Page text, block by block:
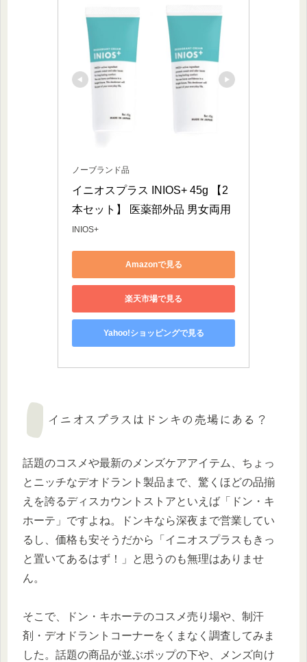
ノーブランド品
イニオスプラス INIOS+ 45g 【2
本セット】 医薬部外品 男女両用
INIOS+
Amazonで見る
楽天市場で見る
Yahoo!ショッピングで見る
イニオスプラスはドンキの売場にある？
話題のコスメや最新のメンズケアアイテム、ちょっ
とニッチなデオドラント製品まで、驚くほどの品揃
えを誇るディスカウントストアといえば「ドン・キ
ホーテ」ですよね。ドンキなら深夜まで営業してい
るし、価格も安そうだから「イニオスプラスもきっ
と置いてあるはず！」と思うのも無理はありませ
ん。
そこで、ドン・キホーテのコスメ売り場や、制汗
剤・デオドラントコーナーをくまなく調査してみま
した。話題の商品が並ぶポップの下や、メンズ向け